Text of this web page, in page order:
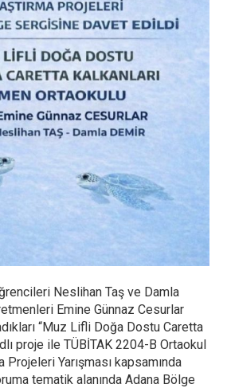
Neslihan Taş ve Damla
Emine Günnaz Cesurlar
“Muz Lifli Doğa Dostu Caretta
proje ile TÜBİTAK 2204-B Ortaokul
Projeleri Yarışması kapsamında
tematik alanında Adana Bölge